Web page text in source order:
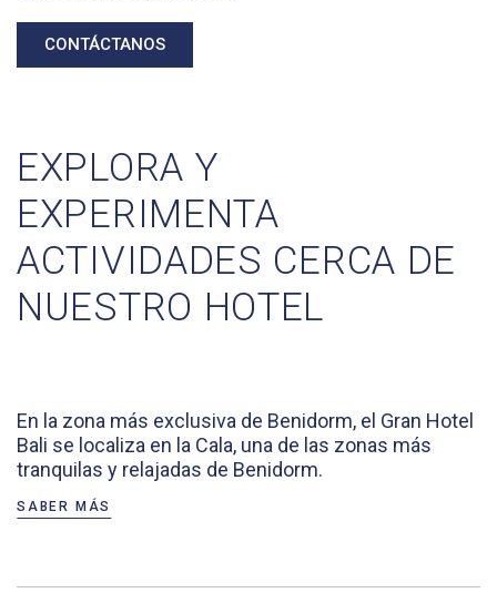
CONTÁCTANOS
EXPLORA Y
EXPERIMENTA
ACTIVIDADES CERCA DE
NUESTRO HOTEL
En la zona más exclusiva de Benidorm, el Gran Hotel
Bali se localiza en la Cala, una de las zonas más
tranquilas y relajadas de Benidorm.
SABER MÁS